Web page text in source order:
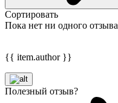
Сортировать
Пока нет ни одного отзыва
{{ item.author }}
Полезный отзыв?